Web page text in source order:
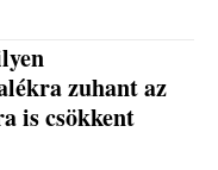
zuhant az
is csökkent